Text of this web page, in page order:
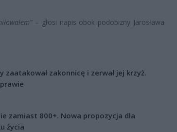
– głosi napis obok podobizny Jarosława
zakonnicę i zerwał jej krzyż.
zamiast 800+. Nowa propozycja dla
życia